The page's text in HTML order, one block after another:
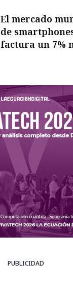
El mercado
de
factura un 7%
PUBLICIDAD